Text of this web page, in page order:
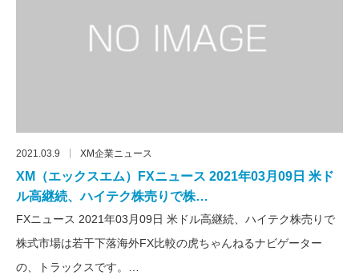
2021.03.9 XM企業ニュース
XM（エックスエム）FXニュース 2021年03月09日 米ド
ル高継続、ハイテク株売りで株…
FXニュース 2021年03月09日 米ドル高継続、ハイテク株売りで
株式市場は若干下落海外FX比較の虎ちゃんねるナビゲーター
の、トラックスです。…